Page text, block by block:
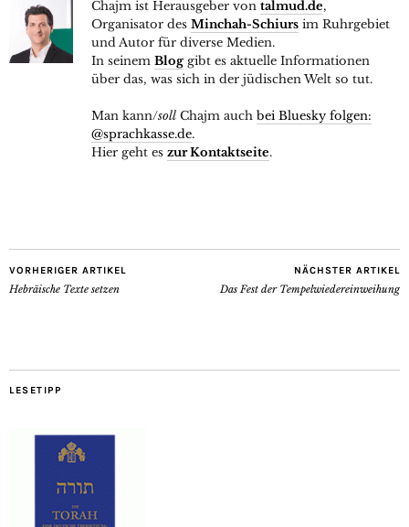
Chajm ist Herausgeber von talmud.de,
Organisator des Minchah-Schiurs im Ruhrgebiet
und Autor für diverse Medien.
In seinem Bloggibt es aktuelle Informationen
über das, was sich in der jüdischen Welt so tut.
Man kann/soll Chajm auch bei Bluesky folgen:
@sprachkasse.de.
Hier geht es zur Kontaktseite.
VORHERIGER ARTIKEL
Hebräische Texte setzen
NÄCHSTER ARTIKEL
Das Fest der Tempelwiedereinweihung
LESETIPP